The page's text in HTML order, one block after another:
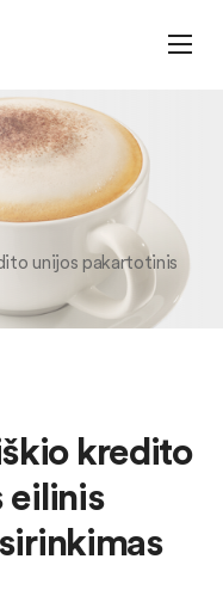
unijos pakartotinis
kredito
eilinis